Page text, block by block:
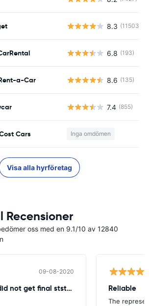
8.3 (11503)
6.8 (193)
a-Car 8.6 (135)
7.4 (855)
Cars Inga omdömen
Visa alla hyrföretag
Recensioner
oss med en 9.1/10 av 12840
09-08-2020
until today - did not get final ststemant of the rent !! Reliable
The